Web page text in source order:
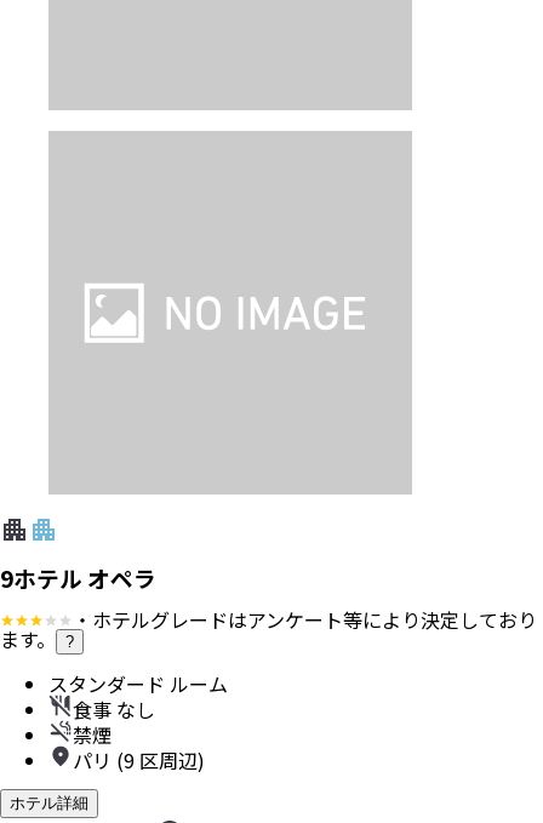
9ホテル オペラ
・ホテルグレードはアンケート等により決定しており
ます。 ?
スタンダード ルーム
食事 なし
禁煙
パリ (9 区周辺)
ホテル詳細